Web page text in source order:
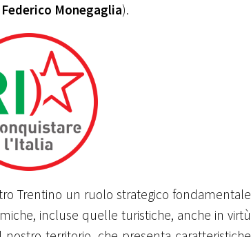
Federico Monegaglia).
Trentino un ruolo strategico fondamentale
incluse quelle turistiche, anche in virtù